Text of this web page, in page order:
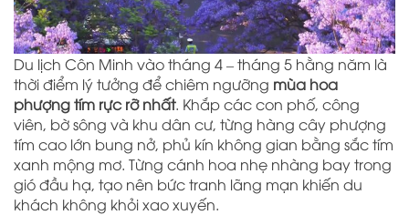
Du lịch Côn Minh vào tháng 4 – tháng 5 hằng năm là
thời điểm lý tưởng để chiêm ngưỡng mùa hoa
phượng tím rực rỡ nhất. Khắp các con phố, công
viên, bờ sông và khu dân cư, từng hàng cây phượng
tím cao lớn bung nở, phủ kín không gian bằng sắc tím
xanh mộng mơ. Từng cánh hoa nhẹ nhàng bay trong
gió đầu hạ, tạo nên bức tranh lãng mạn khiến du
khách không khỏi xao xuyến.